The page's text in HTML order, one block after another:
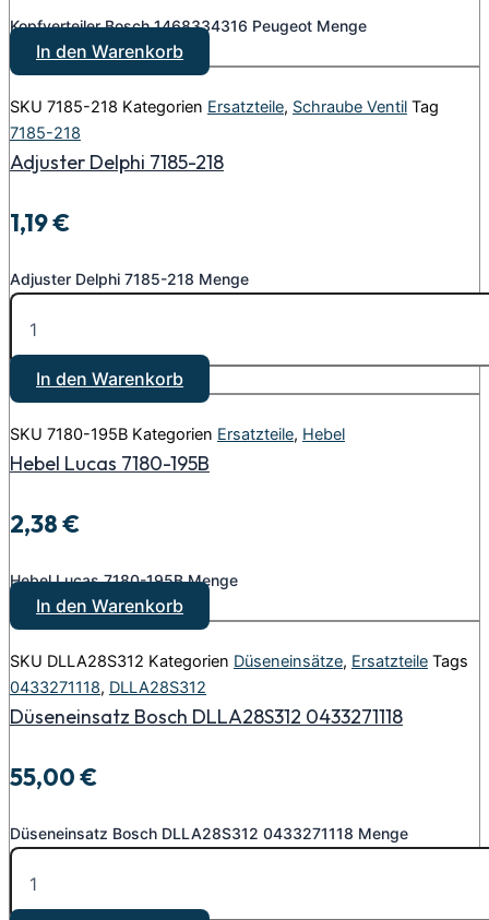
Kopfverteiler Bosch 1468334316 Peugeot Menge
In den Warenkorb
SKU 7185-218 Kategorien Ersatzteile, Schraube Ventil Tag
7185-218
Adjuster Delphi 7185-218
1,19€
Adjuster Delphi 7185-218 Menge
In den Warenkorb
SKU 7180-195B Kategorien Ersatzteile, Hebel
Hebel Lucas 7180-195B
2,38€
Hebel Lucas 7180-195B Menge
In den Warenkorb
SKU DLLA28S312 Kategorien Düseneinsätze, Ersatzteile Tags
0433271118, DLLA28S312
Düseneinsatz Bosch DLLA28S312 0433271118
55,00€
Düseneinsatz Bosch DLLA28S312 0433271118 Menge